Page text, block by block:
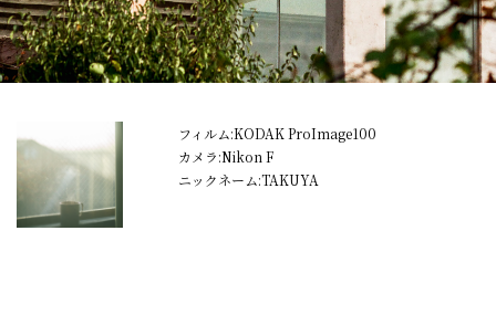
フィルム:KODAK ProImage100
カメラ:Nikon F
ニックネーム:TAKUYA